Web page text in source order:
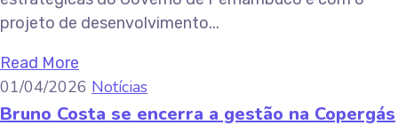
projeto de desenvolvimento...
Read More
01/04/2026 Notícias
Bruno Costa se encerra a gestão na Copergás